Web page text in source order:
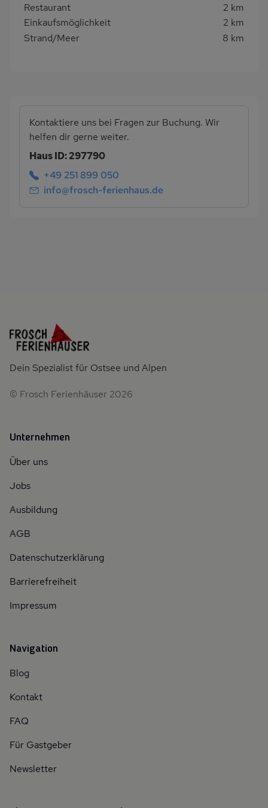
Restaurant
2 km
Einkaufsmöglichkeit
2 km
Strand/Meer
8 km
Kontaktiere uns bei Fragen zur Buchung. Wir
helfen dir gerne weiter.
Haus ID: 297790
+49 251 899 050
info@frosch-ferienhaus.de
Dein Spezialist für Ostsee und Alpen
© Frosch Ferienhäuser 2026
Unternehmen
Über uns
Jobs
Ausbildung
AGB
Datenschutzerklärung
Barrierefreiheit
Impressum
Navigation
Blog
Kontakt
FAQ
Für Gastgeber
Newsletter